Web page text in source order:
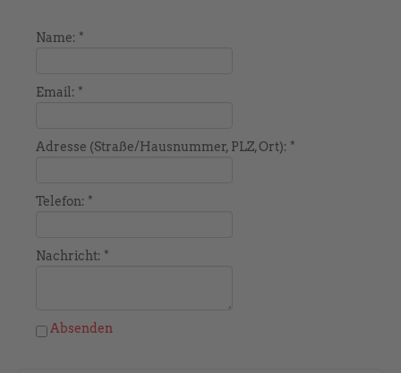
Name: *
Email: *
Adresse (Straße/Hausnummer, PLZ, Ort): *
Telefon: *
Nachricht: *
Absenden